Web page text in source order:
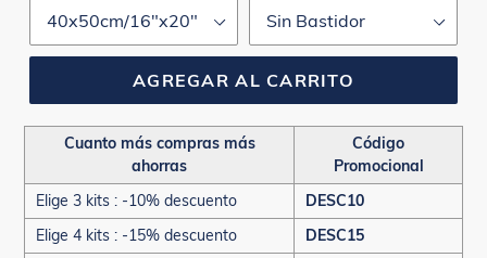
AGREGAR AL CARRITO
Cuanto más compras más
ahorras
Código
Promocional
Elige 3 kits : -10% descuento
DESC10
Elige 4 kits : -15% descuento
DESC15